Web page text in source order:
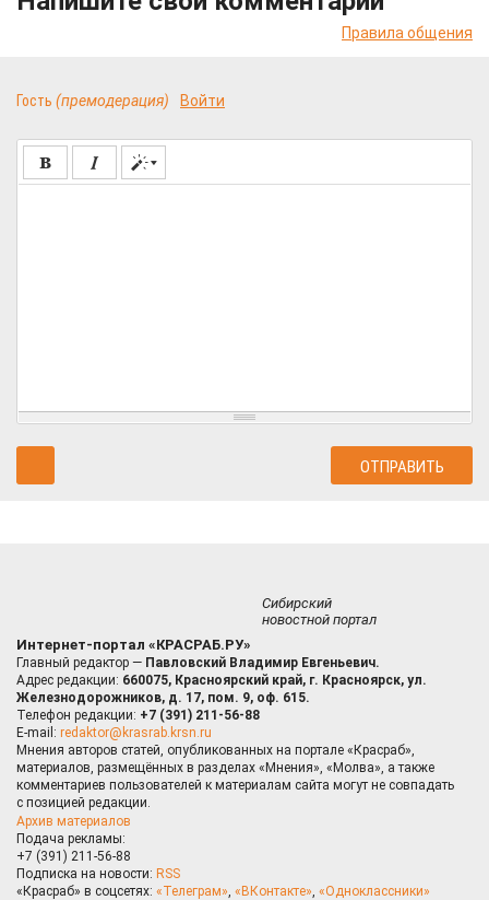
Правила общения
Гость (премодерация) Войти
Сибирский
новостной портал
Интернет-портал «КРАСРАБ.РУ»
Главный редактор — Павловский Владимир Евгеньевич.
Адрес редакции: 660075, Красноярский край, г. Красноярск, ул.
Железнодорожников, д. 17, пом. 9, оф. 615.
Телефон редакции: +7 (391) 211-56-88
E-mail: redaktor@krasrab.krsn.ru
Мнения авторов статей, опубликованных на портале «Красраб»,
материалов, размещённых в разделах «Мнения», «Молва», а также
комментариев пользователей к материалам сайта могут не совпадать
с позицией редакции.
Архив материалов
Подача рекламы:
+7 (391) 211-56-88
Подписка на новости: RSS
«Красраб» в соцсетях: «Телеграм», «ВКонтакте», «Одноклассники»